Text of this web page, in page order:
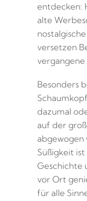
entdecken:
alte
versetzen
vergangene
Besonders
dazumal
auf der
abgewogen
Süßigkeit
Geschichte
vor Ort
für alle